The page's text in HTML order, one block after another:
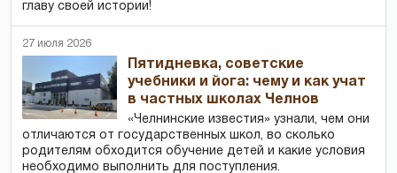
главу своей истории!
27 июля 2026
Пятидневка, советские
учебники и йога: чему и как учат
в частных школах Челнов
«Челнинские известия» узнали, чем они
отличаются от государственных школ, во сколько
родителям обходится обучение детей и какие условия
необходимо выполнить для поступления.